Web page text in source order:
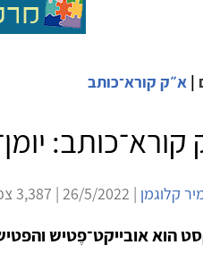
| א״ק קורא־כותב
קורא־כותב:
קלוגמן | 26/5/2022 | 3,387 צפיות |
הוא אובייקט־פֶטיש